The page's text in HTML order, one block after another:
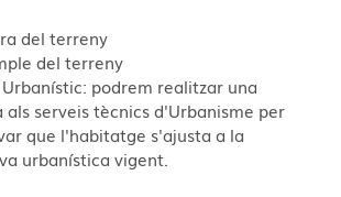
del terreny
del terreny
podrem realitzar una
als serveis tècnics d'Urbanisme per
que l'habitatge s'ajusta a la
urbanística vigent.